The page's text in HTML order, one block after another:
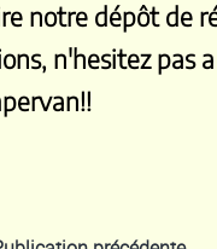
notre dépôt de
n'hesitez pas